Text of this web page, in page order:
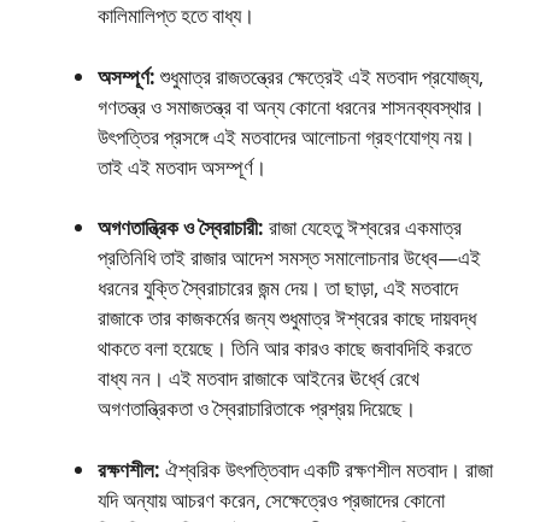
কালিমালিপ্ত হতে বাধ্য।
অসম্পূর্ণ: শুধুমাত্র রাজতন্ত্রের ক্ষেত্রেই এই মতবাদ প্রযােজ্য,
গণতন্ত্র ও সমাজতন্ত্র বা অন্য কোনাে ধরনের শাসনব্যবস্থার।
উৎপত্তির প্রসঙ্গে এই মতবাদের আলােচনা গ্রহণযােগ্য নয়।
তাই এই মতবাদ অসম্পূর্ণ।
অগণতান্ত্রিক ও স্বৈরাচারী: রাজা যেহেতু ঈশ্বরের একমাত্র
প্রতিনিধি তাই রাজার আদেশ সমস্ত সমালােচনার উধ্বে—এই
ধরনের যুক্তি স্বৈরাচারের জন্ম দেয়। তা ছাড়া, এই মতবাদে
রাজাকে তার কাজকর্মের জন্য শুধুমাত্র ঈশ্বরের কাছে দায়বদ্ধ
থাকতে বলা হয়েছে। তিনি আর কারও কাছে জবাবদিহি করতে
বাধ্য নন। এই মতবাদ রাজাকে আইনের ঊর্ধ্বে রেখে
অগণতান্ত্রিকতা ও স্বৈরাচারিতাকে প্রশ্রয় দিয়েছে।
রক্ষণশীল: ঐশ্বরিক উৎপত্তিবাদ একটি রক্ষণশীল মতবাদ। রাজা
যদি অন্যায় আচরণ করেন, সেক্ষেত্রেও প্রজাদের কোনাে